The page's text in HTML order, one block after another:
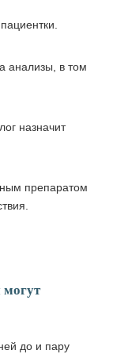
анализы, в том
назначит
препаратом
до и пару